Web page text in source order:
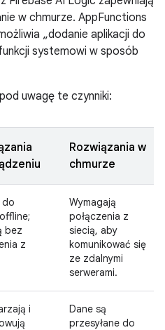
w chmurze. AppFunctions
„dodanie aplikacji do
systemowi w sposób
uwagę te czynniki:
Rozwiązania w
chmurze
do
bez
z
Wymagają
połączenia z
siecią, aby
komunikować się
ze zdalnymi
serwerami.
i
Dane są
przesyłane do